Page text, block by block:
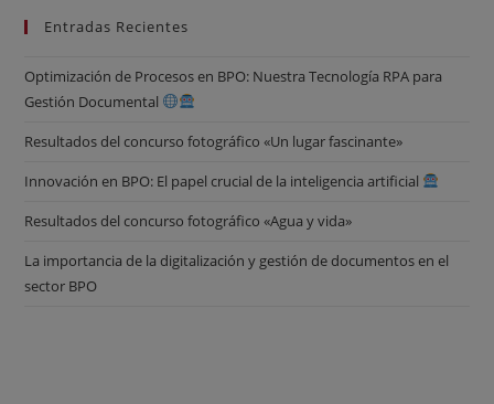
Entradas Recientes
Optimización de Procesos en BPO: Nuestra Tecnología RPA para
Gestión Documental
Resultados del concurso fotográfico «Un lugar fascinante»
Innovación en BPO: El papel crucial de la inteligencia artificial
Resultados del concurso fotográfico «Agua y vida»
La importancia de la digitalización y gestión de documentos en el
sector BPO